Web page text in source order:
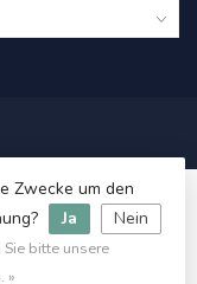
Zwecke um den
Ja Nein
bitte unsere
»